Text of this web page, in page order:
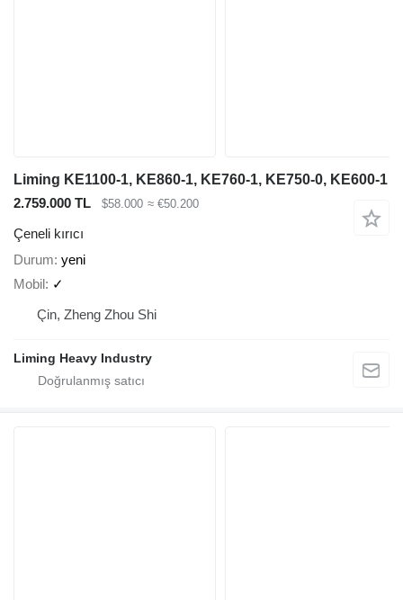
Liming KE1100-1, KE860-1, KE760-1, KE750-0, KE600-1
2.759.000 TL
$58.000 ≈ €50.200
Çeneli kırıcı
Durum yeni
Mobil ✓
Çin, Zheng Zhou Shi
Liming Heavy Industry